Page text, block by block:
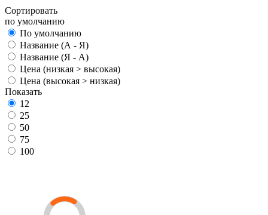
Сортировать
по умолчанию
По умолчанию
Название (А - Я)
Название (Я - А)
Цена (низкая > высокая)
Цена (высокая > низкая)
Показать
12
25
50
75
100